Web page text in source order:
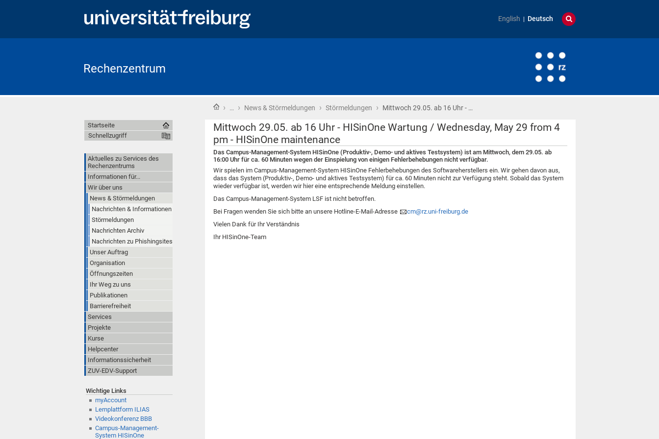
English Deutsch
Rechenzentrum
Startseite
› … › News & Störmeldungen › Störmeldungen › Mittwoch 29.05. ab 16 Uhr - …
Mittwoch 29.05. ab 16 Uhr - HISinOne Wartung / Wednesday, May 29 from 4
pm - HISinOne maintenance
Das Campus-Management-System HISinOne (Produktiv-, Demo- und aktives Testsystem) ist am Mittwoch, dem 29.05. ab
16:00 Uhr für ca. 60 Minuten wegen der Einspielung von einigen Fehlerbehebungen nicht verfügbar.
Wir spielen im Campus-Management-System HISinOne Fehlerbehebungen des Softwareherstellers ein. Wir gehen davon aus,
dass das System (Produktiv-, Demo- und aktives Testsystem) für ca. 60 Minuten nicht zur Verfügung steht. Sobald das System
wieder verfügbar ist, werden wir hier eine entsprechende Meldung einstellen.
Das Campus-Management-System LSF ist nicht betroffen.
Bei Fragen wenden Sie sich bitte an unsere Hotline-E-Mail-Adresse
cm@rz.uni-freiburg.de
Vielen Dank für Ihr Verständnis
Ihr HISinOne-Team
Startseite
Schnellzugriff
Aktuelles zu Services des
Rechenzentrums
Informationen für...
Wir über uns
News & Störmeldungen
Nachrichten & Informationen
Störmeldungen
Nachrichten Archiv
Nachrichten zu Phishingsites
Unser Auftrag
Organisation
Öffnungszeiten
Ihr Weg zu uns
Publikationen
Barrierefreiheit
Services
Projekte
Kurse
Helpcenter
Informationssicherheit
ZUV-EDV-Support
Wichtige Links
myAccount
Lernplattform ILIAS
Videokonferenz BBB
Campus-Management-
System HISinOne